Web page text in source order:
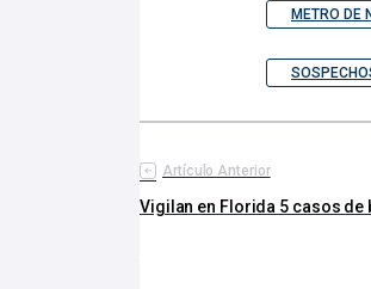
METRO DE
Artículo Anterior
Vigilan en Florida 5 casos de